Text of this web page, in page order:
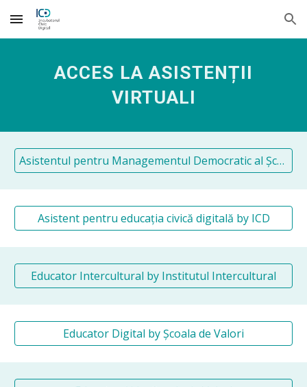
Skip to main content Skip to navigation
ACCES LA ASISTENȚII
VIRTUALI
Asistentul pentru Managementul Democratic al Școlii by ICD
Asistent pentru educația civică digitală by ICD
Educator Intercultural by Institutul Intercultural
Educator Digital by Școala de Valori